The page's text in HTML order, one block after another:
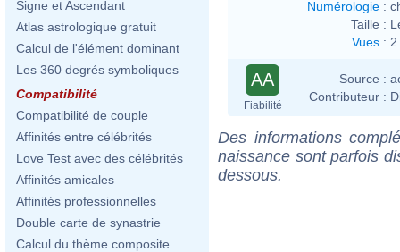
Signe et Ascendant
Atlas astrologique gratuit
Calcul de l'élément dominant
Les 360 degrés symboliques
Compatibilité
Compatibilité de couple
Affinités entre célébrités
Love Test avec des célébrités
Affinités amicales
Affinités professionnelles
Double carte de synastrie
Calcul du thème composite
Numérologie :
Taille :
Vues : 2
AA
Fiabilité
Source :
Contributeur :
Des informations
naissance sont parfois
dessous.